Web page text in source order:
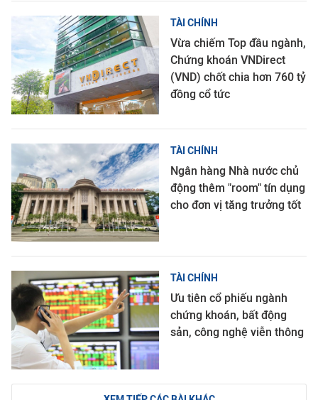
TÀI CHÍNH
Vừa chiếm Top đầu ngành,
Chứng khoán VNDirect
(VND) chốt chia hơn 760 tỷ
đồng cổ tức
TÀI CHÍNH
Ngân hàng Nhà nước chủ
động thêm "room" tín dụng
cho đơn vị tăng trưởng tốt
TÀI CHÍNH
Ưu tiên cổ phiếu ngành
chứng khoán, bất động
sản, công nghệ viễn thông